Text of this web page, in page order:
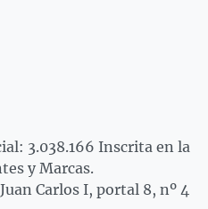
3.038.166 Inscrita en la
y Marcas.
Carlos I, portal 8, nº 4